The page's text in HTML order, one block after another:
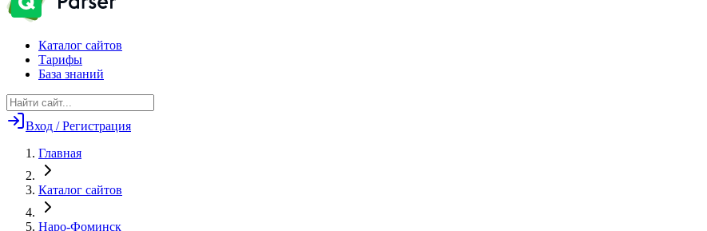
Каталог сайтов
Тарифы
База знаний
Вход / Регистрация
Главная
Каталог сайтов
Наро-Фоминск